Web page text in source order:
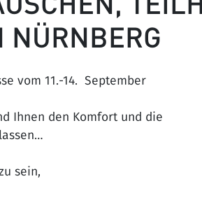
NÜRNBERG
vom 11.-14. September
Ihnen den Komfort und die
sein,